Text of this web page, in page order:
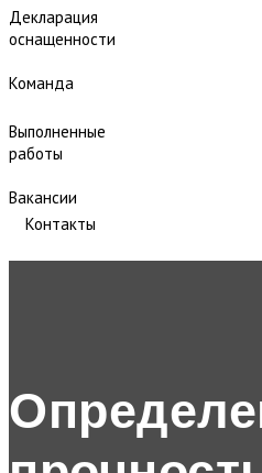
Декларация
оснащенности
Команда
Выполненные
работы
Вакансии
Контакты